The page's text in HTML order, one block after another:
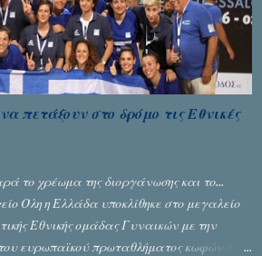
πετάξουν στο δρόμο τις Εθνικές
το χρέωμα της διοργάνωσης και το...
Όλη η Ελλάδα υποκλίθηκε στο μεγαλείο
Εθνικής ομάδας Γυναικών με την
ευρωπαϊκού πρωταθλήματος κωφών που